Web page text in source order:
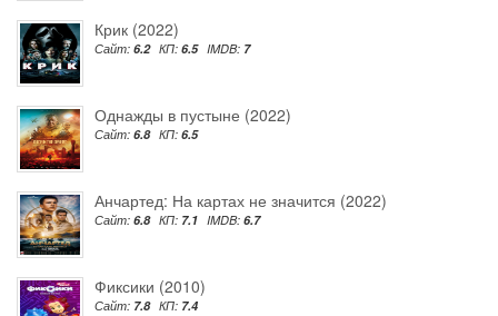
Крик (2022)
Сайт: 6.2 КП: 6.5 IMDB: 7
Однажды в пустыне (2022)
Сайт: 6.8 КП: 6.5
Анчартед: На картах не значится (2022)
Сайт: 6.8 КП: 7.1 IMDB: 6.7
Фиксики (2010)
Сайт: 7.8 КП: 7.4